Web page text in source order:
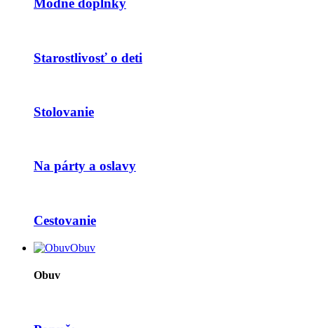
Módne doplnky
Starostlivosť o deti
Stolovanie
Na párty a oslavy
Cestovanie
Obuv
Obuv